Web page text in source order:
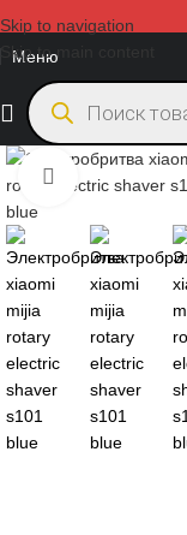
Skip to navigation
Skip to main content
Меню
Нажмите,